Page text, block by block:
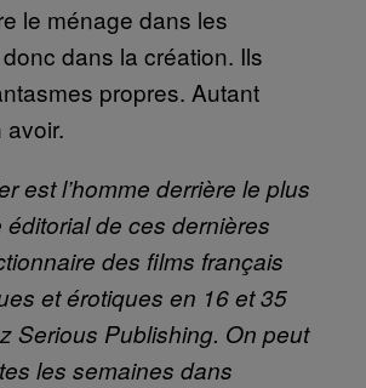
le ménage dans les
dans la création. Ils
propres. Autant
est l’homme derrière le plus
de ces dernières
des films français
et érotiques en 16 et 35
Serious Publishing. On peut
les semaines dans